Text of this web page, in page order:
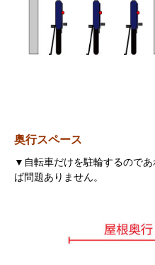
奥行スペース
▼自転車だけを駐輪するのであ
ば問題ありません。